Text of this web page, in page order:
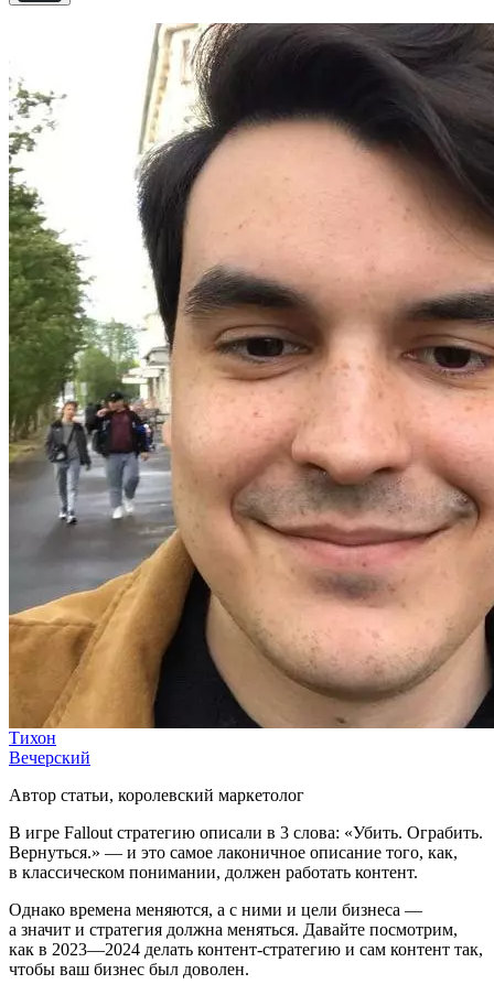
Тихон
Вечерский
Автор статьи, королевский маркетолог
В игре Fallout стратегию описали в 3 слова: «Убить. Ограбить.
Вернуться.» — и это самое лаконичное описание того, как,
в классическом понимании, должен работать контент.
Однако времена меняются, а с ними и цели бизнеса —
а значит и стратегия должна меняться. Давайте посмотрим,
как в 2023—2024 делать контент-стратегию и сам контент так,
чтобы ваш бизнес был доволен.